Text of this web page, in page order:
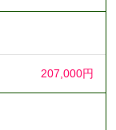
207,000円